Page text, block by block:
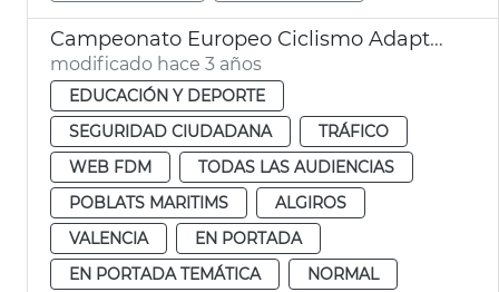
Campeonato Europeo Ciclismo Adaptado
modificado hace 3 años
EDUCACIÓN Y DEPORTE
SEGURIDAD CIUDADANA
TRÁFICO
WEB FDM
TODAS LAS AUDIENCIAS
POBLATS MARITIMS
ALGIROS
VALENCIA
EN PORTADA
EN PORTADA TEMÁTICA
NORMAL